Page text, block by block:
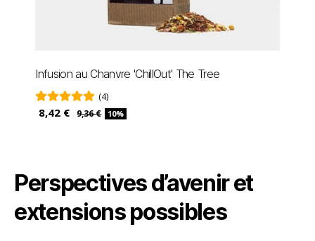
Infusion au Chanvre 'ChillOut' The Tree
(4)
8,42 € 9,36 € 10%
Perspectives d’avenir et
extensions possibles